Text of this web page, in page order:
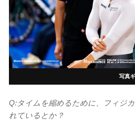
写真
Q:タイムを縮めるために、フィジ
れているとか？